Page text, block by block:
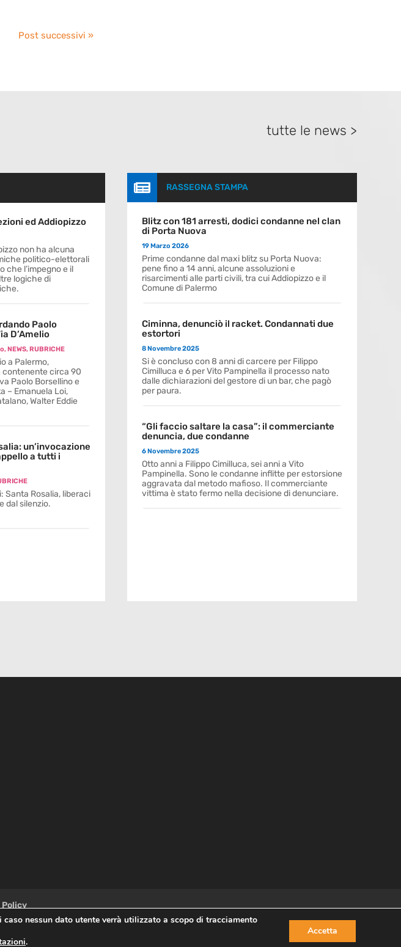
Post successivi »
tutte le news >
ed Addiopizzo
non ha alcuna
politico-elettorali
che l’impegno e il
logiche di
Paolo
D’Amelio
, NEWS, RUBRICHE
a Palermo,
contenente circa 90
Paolo Borsellino e
– Emanuela Loi,
Walter Eddie
un’invocazione
a tutti i
Santa Rosalia, liberaci
dal silenzio.
 RASSEGNA STAMPA
Blitz con 181 arresti, dodici condanne nel clan
di Porta Nuova
19 Marzo 2026
Prime condanne dal maxi blitz su Porta Nuova:
pene fino a 14 anni, alcune assoluzioni e
risarcimenti alle parti civili, tra cui Addiopizzo e il
Comune di Palermo
Ciminna, denunciò il racket. Condannati due
estortori
8 Novembre 2025
Si è concluso con 8 anni di carcere per Filippo
Cimilluca e 6 per Vito Pampinella il processo nato
dalle dichiarazioni del gestore di un bar, che pagò
per paura.
“Gli faccio saltare la casa”: il commerciante
denuncia, due condanne
6 Novembre 2025
Otto anni a Filippo Cimilluca, sei anni a Vito
Pampinella. Sono le condanne inflitte per estorsione
aggravata dal metodo mafioso. Il commerciante
vittima è stato fermo nella decisione di denunciare.
nessun dato utente verrà utilizzato a scopo di tracciamento
.
Accetta